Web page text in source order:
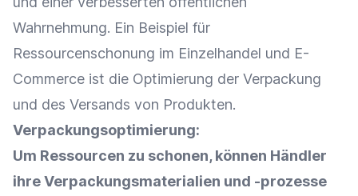
Wahrnehmung. Ein Beispiel für
Ressourcenschonung im Einzelhandel und E-
Commerce ist die Optimierung der Verpackung
und des Versands von Produkten.
Verpackungsoptimierung:
Um Ressourcen zu schonen, können Händler
ihre Verpackungsmaterialien und -prozesse